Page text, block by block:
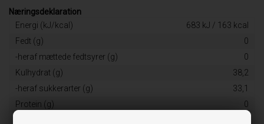
Næringsdeklaration
Energi (kJ/kcal)
683 kJ / 163 kcal
Fedt (g)
0
-heraf mættede fedtsyrer (g)
0
Kulhydrat (g)
38,2
-heraf sukkerarter (g)
33,1
Protein (g)
0